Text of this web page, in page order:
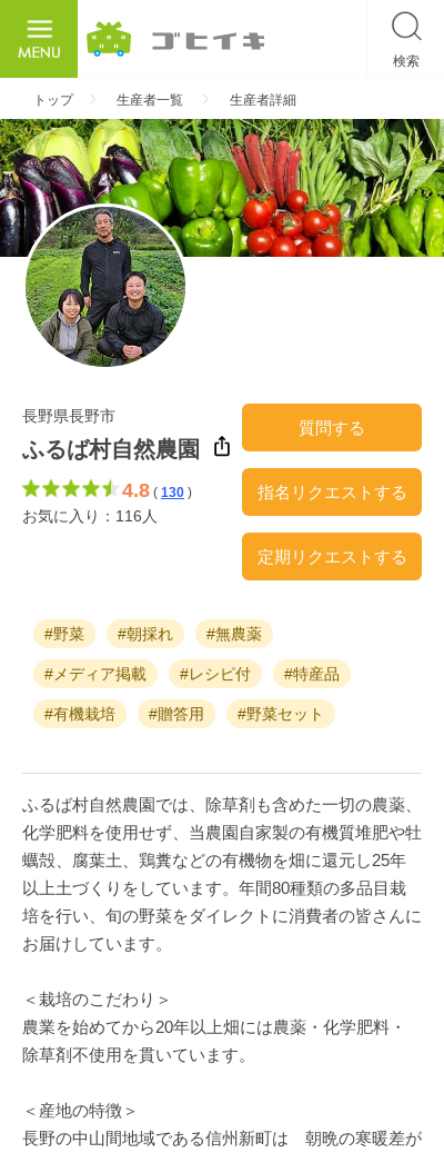
検索
トップ 生産者一覧 生産者詳細
長野県長野市
ふるば村自然農園
4.8 ( 130 )
お気に入り：116人
質問する
指名リクエストする
定期リクエストする
#野菜 #朝採れ #無農薬
#メディア掲載 #レシピ付 #特産品
#有機栽培 #贈答用 #野菜セット
ふるば村自然農園では、除草剤も含めた一切の農薬、
化学肥料を使用せず、当農園自家製の有機質堆肥や牡
蠣殻、腐葉土、鶏糞などの有機物を畑に還元し25年
以上土づくりをしています。年間80種類の多品目栽
培を行い、旬の野菜をダイレクトに消費者の皆さんに
お届けしています。
＜栽培のこだわり＞
農業を始めてから20年以上畑には農薬・化学肥料・
除草剤不使用を貫いています。
＜産地の特徴＞
長野の中山間地域である信州新町は 朝晩の寒暖差が